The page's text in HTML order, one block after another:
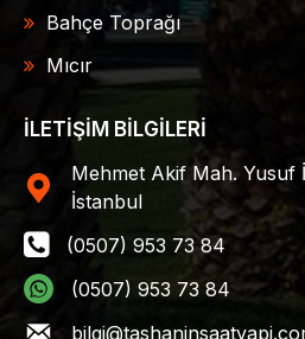
Bahçe Toprağı
Mıcır
İLETİŞİM BİLGİLERİ
Mehmet Akif Mah. Yusuf
İstanbul
(0507) 953 73 84
(0507) 953 73 84